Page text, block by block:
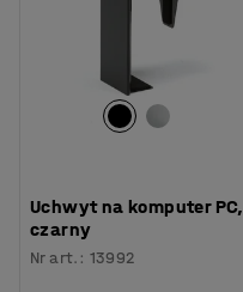
Uchwyt na komputer PC,
czarny
Nr art. : 13992